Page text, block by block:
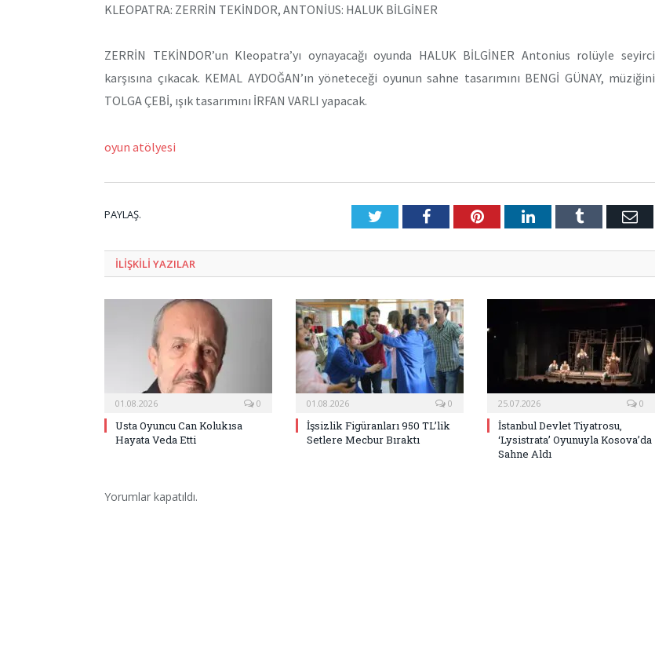
KLEOPATRA: ZERRİN TEKİNDOR, ANTONİUS: HALUK BİLGİNER
ZERRİN TEKİNDOR’un Kleopatra’yı oynayacağı oyunda HALUK BİLGİNER Antonius rolüyle seyirci
karşısına çıkacak. KEMAL AYDOĞAN’ın yöneteceği oyunun sahne tasarımını BENGİ GÜNAY, müziğini
TOLGA ÇEBİ, ışık tasarımını İRFAN VARLI yapacak.
oyun atölyesi
PAYLAŞ. TwitterFacebookPinterestLinkedInTumblr E-
ILIŞKILI YAZILAR
01.08.2026 0
Usta Oyuncu Can Kolukısa
Hayata Veda Etti
01.08.2026 0
İşsizlik Figüranları 950 TL’lik
Setlere Mecbur Bıraktı
25.07.2026 0
İstanbul Devlet Tiyatrosu,
‘Lysistrata’ Oyunuyla Kosova’da
Sahne Aldı
Yorumlar kapatıldı.